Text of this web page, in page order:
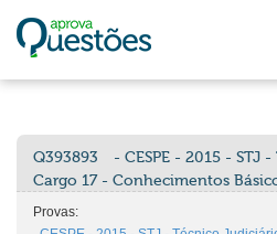
Q393893
- CESPE - 2015 - STJ
Cargo 17 - Conhecimentos
Provas: